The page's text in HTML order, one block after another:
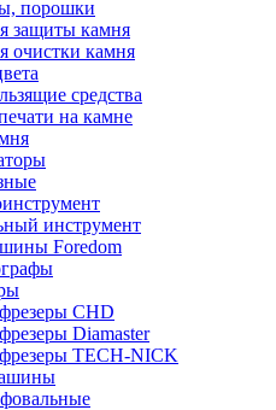
порошки
защиты камня
очистки камня
средства
на камне
инструмент
Foredom
CHD
Diamaster
TECH-NICK